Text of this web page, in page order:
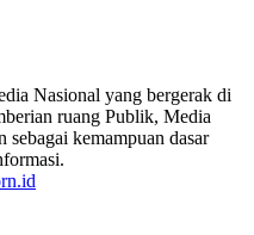
Nasional yang bergerak di
ruang Publik, Media
kemampuan dasar